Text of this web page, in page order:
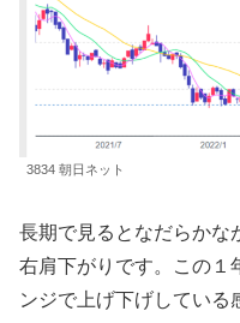
3834 朝日ネット
長期で見るとなだらかな
右肩下がりです。この１
ンジで上げ下げしている